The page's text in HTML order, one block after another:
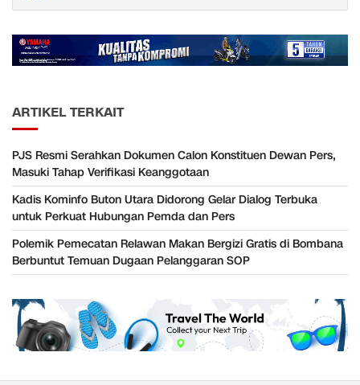
ARTIKEL TERKAIT
PJS Resmi Serahkan Dokumen Calon Konstituen Dewan Pers,
Masuki Tahap Verifikasi Keanggotaan
Kadis Kominfo Buton Utara Didorong Gelar Dialog Terbuka
untuk Perkuat Hubungan Pemda dan Pers
Polemik Pemecatan Relawan Makan Bergizi Gratis di Bombana
Berbuntut Temuan Dugaan Pelanggaran SOP